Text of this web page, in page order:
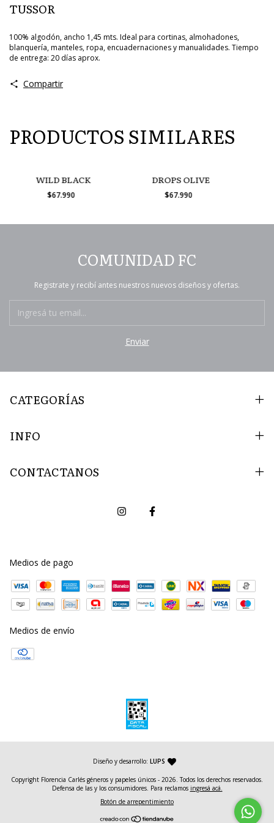
TUSSOR
100% algodón, ancho 1,45 mts. Ideal para cortinas, almohadones,
blanquería, manteles, ropa, encuadernaciones y manualidades. Tiempo
de entrega: 20 días aprox.
Compartir
PRODUCTOS SIMILARES
WILD BLACK
$67.990
DROPS OLIVE
$67.990
COMUNIDAD FC
Registrate y recibí antes nuestros nuevos diseños y ofertas.
CATEGORÍAS
INFO
CONTACTANOS
Medios de pago
Medios de envío
Diseño y desarrollo: LUPS — agencia de diseño y desarrollo web
Copyright Florencia Carlés géneros y papeles únicos - 2026. Todos los derechos reservados.
Defensa de las y los consumidores. Para reclamos ingresá acá.
Botón de arrepentimiento